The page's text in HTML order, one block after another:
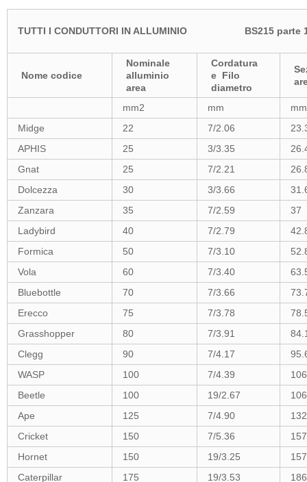
TUTTI I CONDUTTORI IN ALLUMINIO BS215 parte
Nome codice
Nominale
alluminio
area
Cordatura
e Filo
diametro
mm2 mm
Midge
22 7/2.06
APHIS
25 3/3.35
Gnat
25 7/2.21
Dolcezza
30 3/3.66
Zanzara
35 7/2.59
37
Ladybird
40 7/2.79
Formica
50 7/3.10
Vola
60 7/3.40
Bluebottle
70 7/3.66
Erecco
75 7/3.78
Grasshopper
80 7/3.91
Clegg
90 7/4.17
WASP
100 7/4.39
106
Beetle
100 19/2.67
106
Ape
125 7/4.90
132
Cricket
150 7/5.36
Hornet
150 19/3.25
Caterpillar
175 19/3.53 186